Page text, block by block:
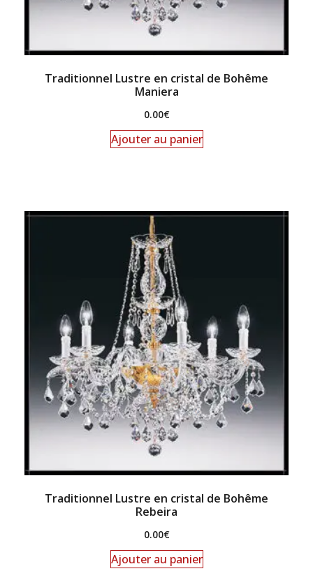
Traditionnel Lustre en cristal de Bohême
Maniera
0.00€
Ajouter au panier
Traditionnel Lustre en cristal de Bohême
Rebeira
0.00€
Ajouter au panier